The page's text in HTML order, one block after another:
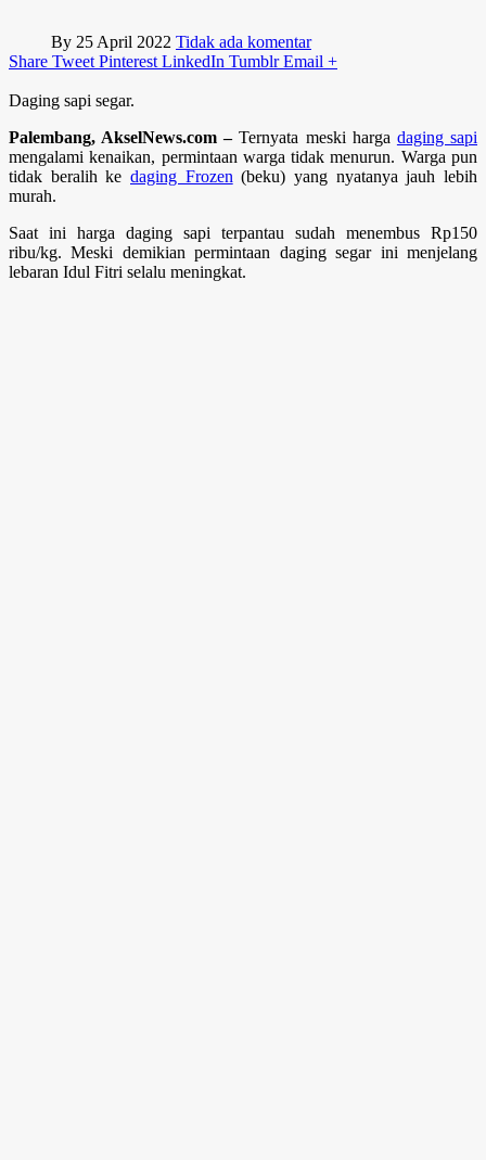
By 25 April 2022 Tidak ada komentar
Share Tweet Pinterest LinkedIn Tumblr Email +
Daging sapi segar.
Palembang, AkselNews.com –Ternyata meski harga daging sapi
mengalami kenaikan, permintaan warga tidak menurun. Warga pun
tidak beralih ke daging Frozen (beku) yang nyatanya jauh lebih
murah.
Saat ini harga daging sapi terpantau sudah menembus Rp150
ribu/kg. Meski demikian permintaan daging segar ini menjelang
lebaran Idul Fitri selalu meningkat.